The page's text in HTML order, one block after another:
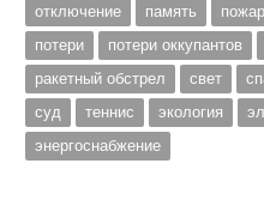
отключение
память пожар
потери
потери оккупантов
ракетный обстрел
свет
суд
теннис экология
энергоснабжение